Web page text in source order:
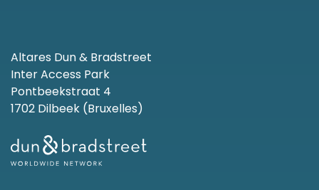
Altares Dun & Bradstreet
Inter Access Park
Pontbeekstraat 4
1702 Dilbeek (Bruxelles)